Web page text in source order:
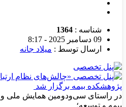
شناسه : 1364
09 دسامبر 2025 - 8:17
ارسال توسط : میلاد جانه
در راستای سی‌ودومین همایش ملی و
بیمه و توسعه؛